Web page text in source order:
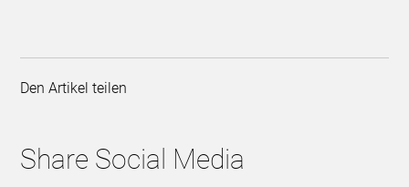
Den Artikel teilen
Share Social Media